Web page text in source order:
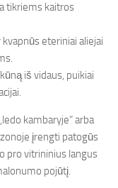
tikriems kaitros
eteriniai aliejai
iš vidaus, puikiai
kambaryje“ arba
įrengti patogūs
pro vitrininius langus
pojūtį.